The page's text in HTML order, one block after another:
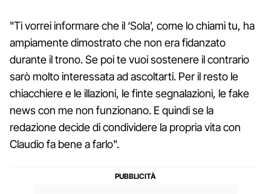
"Ti vorrei informare che il ‘Sola’, come lo chiami tu, ha
ampiamente dimostrato che non era fidanzato
durante il trono. Se poi te vuoi sostenere il contrario
sarò molto interessata ad ascoltarti. Per il resto le
chiacchiere e le illazioni, le finte segnalazioni, le fake
news con me non funzionano. E quindi se la
redazione decide di condividere la propria vita con
Claudio fa bene a farlo".